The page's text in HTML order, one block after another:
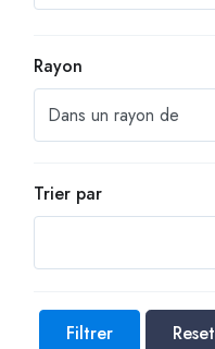
Rayon
Trier par
Filtrer Reset